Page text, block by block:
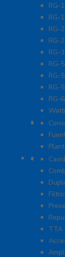
RG-
RG-
RG-
RG-
RG-
RG-
RG-
RG-
RG-
Filtros
TTA